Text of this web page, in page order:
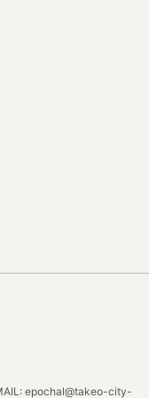
epochal@takeo-city-